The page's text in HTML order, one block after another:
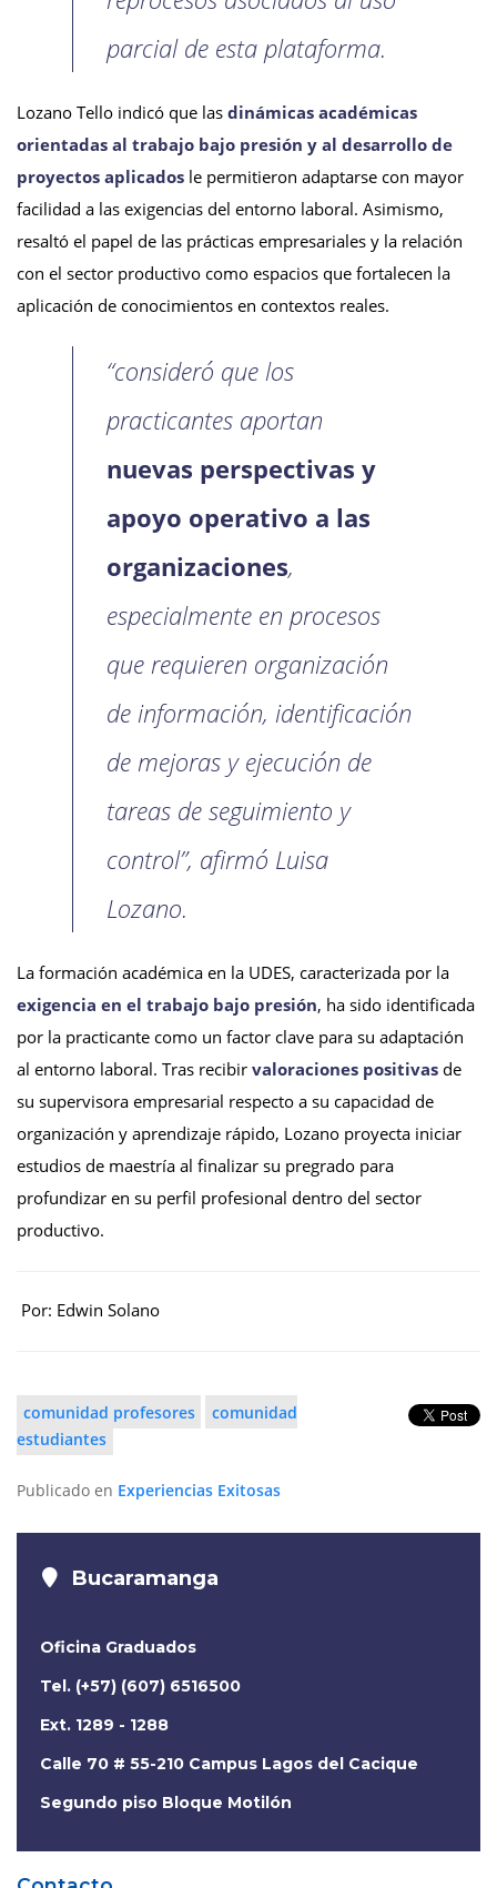
parcial de esta plataforma.
Lozano Tello indicó que las dinámicas académicas
orientadas al trabajo bajo presión y al desarrollo de
proyectos aplicados le permitieron adaptarse con mayor
facilidad a las exigencias del entorno laboral. Asimismo,
resaltó el papel de las prácticas empresariales y la relación
con el sector productivo como espacios que fortalecen la
aplicación de conocimientos en contextos reales.
“consideró que los
practicantes aportan
nuevas perspectivas y
apoyo operativo a las
organizaciones,
especialmente en procesos
que requieren organización
de información, identificación
de mejoras y ejecución de
tareas de seguimiento y
control”, afirmó Luisa
Lozano.
La formación académica en la UDES, caracterizada por la
exigencia en el trabajo bajo presión, ha sido identificada
por la practicante como un factor clave para su adaptación
al entorno laboral. Tras recibir valoraciones positivas de
su supervisora empresarial respecto a su capacidad de
organización y aprendizaje rápido, Lozano proyecta iniciar
estudios de maestría al finalizar su pregrado para
profundizar en su perfil profesional dentro del sector
productivo.
Por: Edwin Solano
comunidad profesores
comunidad
estudiantes
Publicado en Experiencias Exitosas
Bucaramanga
Oficina Graduados
Tel. (+57) (607) 6516500
Ext. 1289 - 1288
Calle 70 # 55-210 Campus Lagos del Cacique
Segundo piso Bloque Motilón